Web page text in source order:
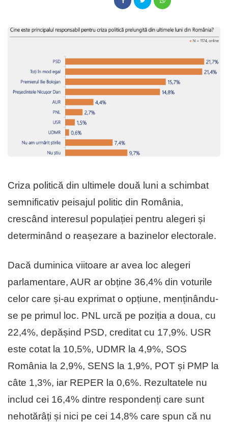
Criza politică din ultimele două luni a schimbat
semnificativ peisajul politic din România,
crescând interesul populației pentru alegeri și
determinând o reașezare a bazinelor electorale.
Dacă duminica viitoare ar avea loc alegeri
parlamentare, AUR ar obține 36,4% din voturile
celor care și-au exprimat o opțiune, menținându-
se pe primul loc. PNL urcă pe poziția a doua, cu
22,4%, depășind PSD, creditat cu 17,9%. USR
este cotat la 10,5%, UDMR la 4,9%, SOS
România la 2,9%, SENS la 1,9%, POT și PMP la
câte 1,3%, iar REPER la 0,6%. Rezultatele nu
includ cei 16,4% dintre respondenți care sunt
nehotărâți și nici pe cei 14,8% care spun că nu